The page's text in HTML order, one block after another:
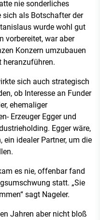
nie sonderliches
sich als Botschafter der
wurde wohl gut
vorbereitet, war aber
Konzern umzubauen
heranzuführen.
sich auch strategisch
ob Interesse an Funder
ehemaliger
Erzeuger Egger und
Egger wäre,
ein idealer Partner, um die
es nie, offenbar fand
statt. „Sie
sagt Nageler.
Jahren aber nicht bloß